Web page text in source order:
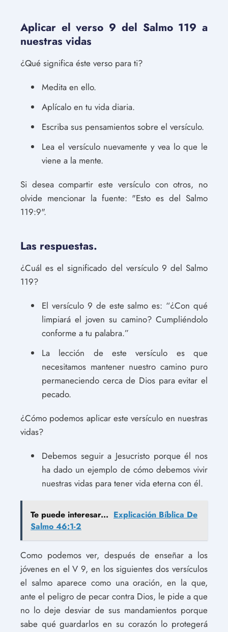
Aplicar el verso 9 del Salmo 119 a
nuestras vidas
¿Qué significa éste verso para ti?
Medita en ello.
Aplícalo en tu vida diaria.
Escriba sus pensamientos sobre el versículo.
Lea el versículo nuevamente y vea lo que le
viene a la mente.
Si desea compartir este versículo con otros, no
olvide mencionar la fuente: "Esto es del Salmo
119:9".
Las respuestas.
¿Cuál es el significado del versículo 9 del Salmo
119?
El versículo 9 de este salmo es: “¿Con qué
limpiará el joven su camino? Cumpliéndolo
conforme a tu palabra.”
La lección de este versículo es que
necesitamos mantener nuestro camino puro
permaneciendo cerca de Dios para evitar el
pecado.
¿Cómo podemos aplicar este versículo en nuestras
vidas?
Debemos seguir a Jesucristo porque él nos
ha dado un ejemplo de cómo debemos vivir
nuestras vidas para tener vida eterna con él.
Te puede interesar... Explicación Bíblica De
Salmo 46:1-2
Como podemos ver, después de enseñar a los
jóvenes en el V 9, en los siguientes dos versículos
el salmo aparece como una oración, en la que,
ante el peligro de pecar contra Dios, le pide a que
no lo deje desviar de sus mandamientos porque
sabe qué guardarlos en su corazón lo protegerá